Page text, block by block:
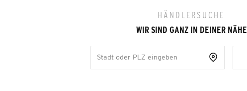
HÄNDLERSUCHE
WIR SIND GANZ IN DEINER NÄHE